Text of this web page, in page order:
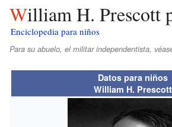
William H. Prescott
Enciclopedia para niños
Para su abuelo, el militar independentista,
Datos para niños
William H. Prescott